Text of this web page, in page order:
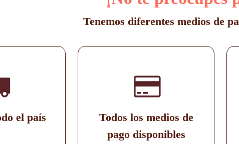
Tenemos diferentes medios de
el país
Todos los medios de
pago disponibles